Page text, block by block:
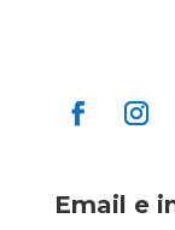
Email e